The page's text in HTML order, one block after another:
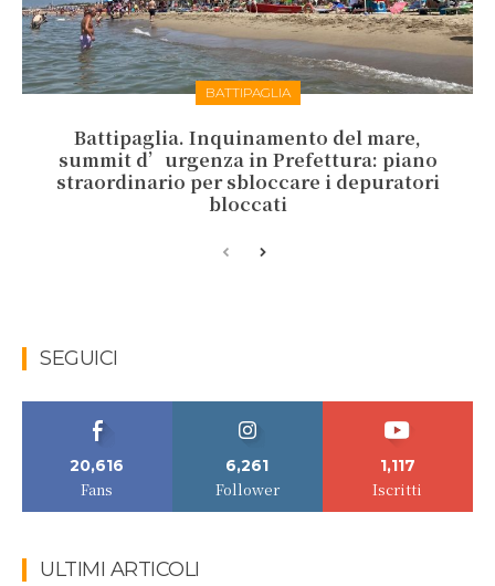
BATTIPAGLIA
Battipaglia. Inquinamento del mare,
summit d’urgenza in Prefettura: piano
straordinario per sbloccare i depuratori
bloccati
SEGUICI
20,616
Fans
6,261
Follower
1,117
Iscritti
ULTIMI ARTICOLI